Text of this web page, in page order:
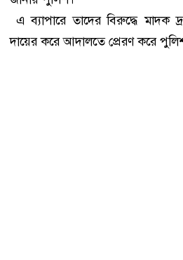
এ ব‍্যাপারে তাদের বিরুদ্ধে মাদক
দায়ের করে আদালতে প্রেরণ করে